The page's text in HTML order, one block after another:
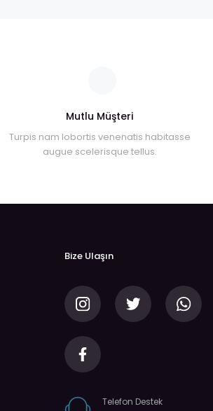
Mutlu Müşteri
Turpis nam lobortis venenatis habitasse
augue scelerisque tellus.
Bize Ulaşın
Telefon Destek